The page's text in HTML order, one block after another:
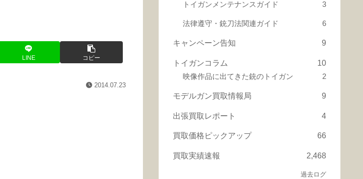
NOIMAGE
LINE コピー
2014.07.23
トイガンメンテナンスガイド 3
法律遵守・銃刀法関連ガイド 6
キャンペーン告知 9
トイガンコラム 10
映像作品に出てきた銃のトイガン 2
モデルガン買取情報局 9
出張買取レポート 4
買取価格ピックアップ 66
買取実績速報 2,468
過去ログ